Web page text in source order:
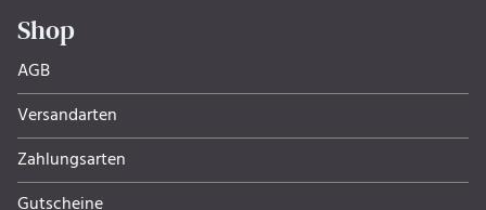
Shop
AGB
Versandarten
Zahlungsarten
Gutscheine